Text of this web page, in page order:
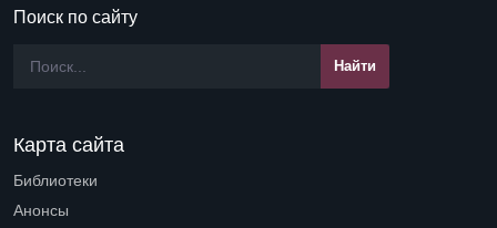
Поиск по сайту
Карта сайта
Библиотеки
Анонсы